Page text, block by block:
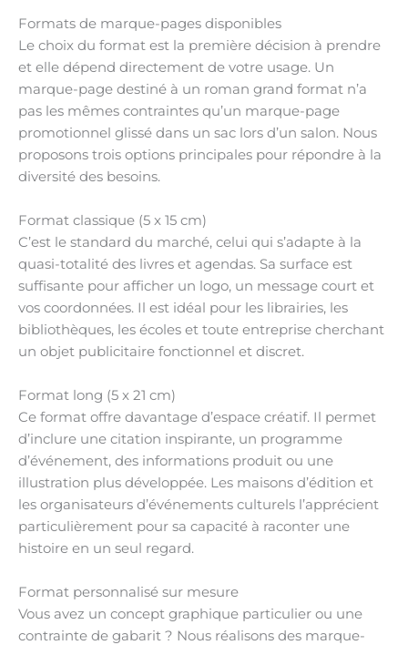
Formats de marque-pages disponibles
Le choix du format est la première décision à prendre
et elle dépend directement de votre usage. Un
marque-page destiné à un roman grand format n’a
pas les mêmes contraintes qu’un marque-page
promotionnel glissé dans un sac lors d’un salon. Nous
proposons trois options principales pour répondre à la
diversité des besoins.
Format classique (5 x 15 cm)
C’est le standard du marché, celui qui s’adapte à la
quasi-totalité des livres et agendas. Sa surface est
suffisante pour afficher un logo, un message court et
vos coordonnées. Il est idéal pour les librairies, les
bibliothèques, les écoles et toute entreprise cherchant
un objet publicitaire fonctionnel et discret.
Format long (5 x 21 cm)
Ce format offre davantage d’espace créatif. Il permet
d’inclure une citation inspirante, un programme
d’événement, des informations produit ou une
illustration plus développée. Les maisons d’édition et
les organisateurs d’événements culturels l’apprécient
particulièrement pour sa capacité à raconter une
histoire en un seul regard.
Format personnalisé sur mesure
Vous avez un concept graphique particulier ou une
contrainte de gabarit ? Nous réalisons des marque-